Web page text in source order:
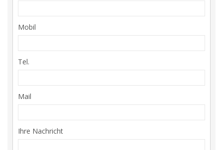
Mobil
Tel.
Mail
Ihre Nachricht